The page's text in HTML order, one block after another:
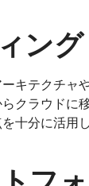
ン
キテクチャ
クラウドに
十分に活用